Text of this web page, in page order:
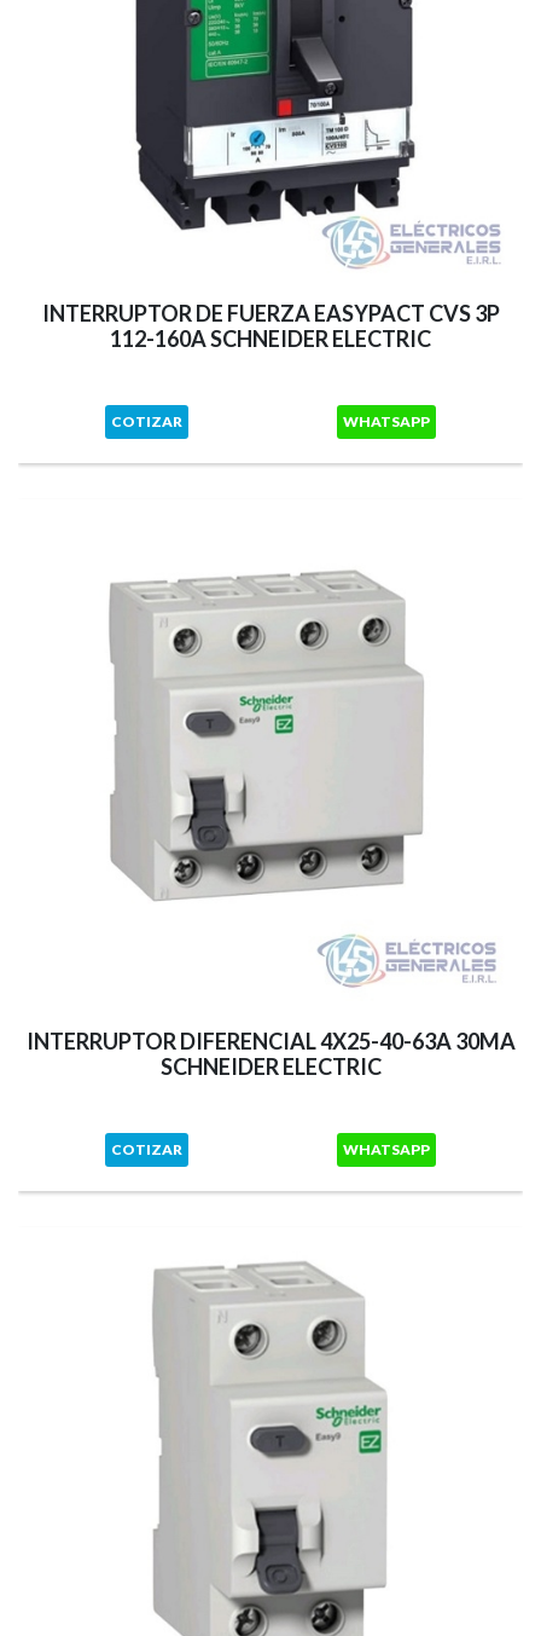
INTERRUPTOR DE FUERZA EASYPACT CVS 3P
112-160A SCHNEIDER ELECTRIC
COTIZAR WHATSAPP
INTERRUPTOR DIFERENCIAL 4X25-40-63A 30MA
SCHNEIDER ELECTRIC
COTIZAR WHATSAPP